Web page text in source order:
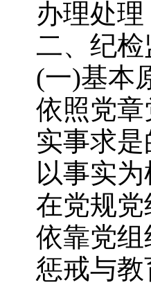
办理处
二、纪
(一)基本
依照党
实事求
以事实
在党规
依靠党
惩戒与